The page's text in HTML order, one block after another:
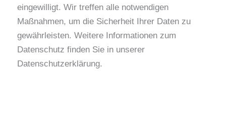
eingewilligt. Wir treffen alle notwendigen
Maßnahmen, um die Sicherheit Ihrer Daten zu
gewährleisten. Weitere Informationen zum
Datenschutz finden Sie in unserer
Datenschutzerklärung.